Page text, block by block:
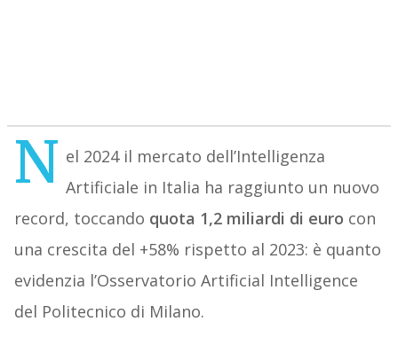
N el 2024 il mercato dell’Intelligenza
Artificiale in Italia ha raggiunto un nuovo
record, toccando quota 1,2 miliardi di euro con
una crescita del +58% rispetto al 2023: è quanto
evidenzia l’Osservatorio Artificial Intelligence
del Politecnico di Milano.